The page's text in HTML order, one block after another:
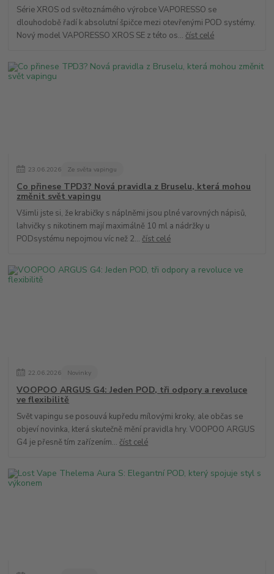
Série XROS od světoznámého výrobce VAPORESSO se
dlouhodobě řadí k absolutní špičce mezi otevřenými POD systémy.
Nový model VAPORESSO XROS SE z této os... číst celé
23.06.2026 Ze světa vapingu
Co přinese TPD3? Nová pravidla z Bruselu, která mohou
změnit svět vapingu
Všimli jste si, že krabičky s náplněmi jsou plné varovných nápisů,
lahvičky s nikotinem mají maximálně 10 ml a nádržky u
PODsystému nepojmou víc než 2... číst celé
22.06.2026 Novinky
VOOPOO ARGUS G4: Jeden POD, tři odpory a revoluce
ve flexibilitě
Svět vapingu se posouvá kupředu mílovými kroky, ale občas se
objeví novinka, která skutečně mění pravidla hry. VOOPOO ARGUS
G4 je přesně tím zařízením... číst celé